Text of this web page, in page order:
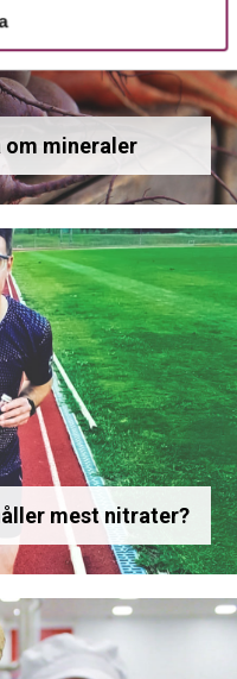
om mineraler
mest nitrater?